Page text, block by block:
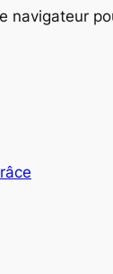
navigateur